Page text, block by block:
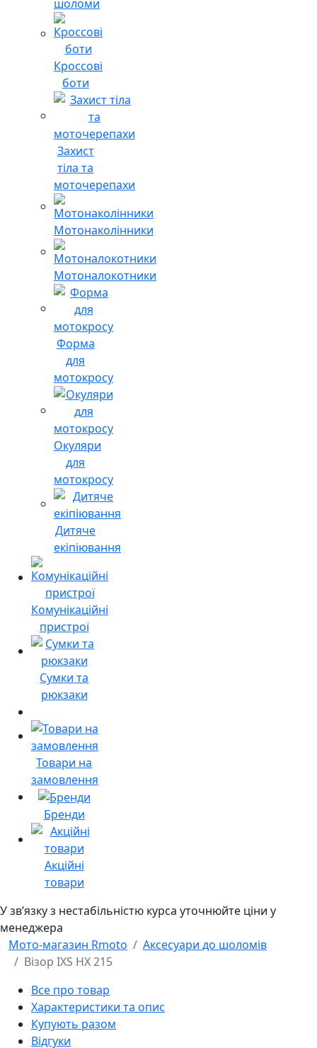
шоломи
Кроссові
боти
Захист
тіла та
моточерепахи
Мотонаколінники
Мотоналокотники
Форма
для
мотокросу
Окуляри
для
мотокросу
Дитяче
екіпіювання
Комунікаційні
пристрої
Сумки та
рюкзаки
Товари на
замовлення
Бренди
Акційні
товари
У звʼязку з нестабільністю курса уточнюйте ціни у
менеджера
Мото-магазин Rmoto
Аксесуари до шоломів
Візор IXS HX 215
Все про товар
Характеристики та опис
Купують разом
Відгуки